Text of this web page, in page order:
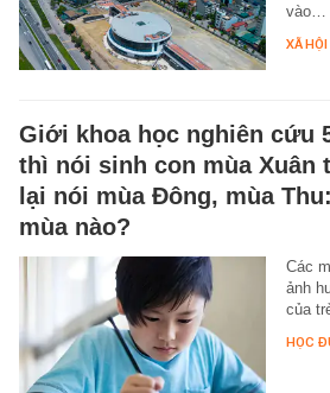
vào…
XÃ HỘI
Giới khoa học nghiên cứu
thì nói sinh con mùa Xuân
lại nói mùa Đông, mùa
mùa nào?
Các
ảnh
của
HỌC